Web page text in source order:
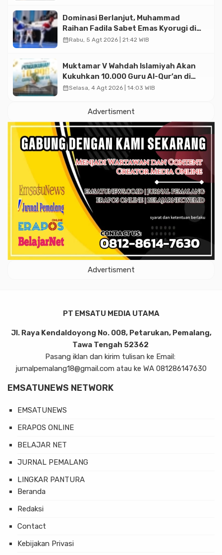
Dominasi Berlanjut, Muhammad
Raihan Fadila Sabet Emas Kyorugi di
Asian Taekwondo Indonesia Open
calendar_monthRabu, 5 Agt 2026 | 21:42 WIB
Muktamar V Wahdah Islamiyah Akan
Kukuhkan 10.000 Guru Al-Qur’an di
Masjid Istiqlal
calendar_monthSelasa, 4 Agt 2026 | 14:03 WIB
Advertisment
Advertisment
PT EMSATU MEDIA UTAMA
Jl. Raya Kendaldoyong No. 008, Petarukan, Pemalang,
Tawa Tengah 52362
Pasang iklan dan kirim tulisan ke Email:
jurnalpemalang18@gmail.com atau ke WA 081286147630
EMSATUNEWS NETWORK
EMSATUNEWS
ERAPOS ONLINE
BELAJAR NET
JURNAL PEMALANG
LINGKAR PANTURA
Beranda
Redaksi
Contact
Kebijakan Privasi